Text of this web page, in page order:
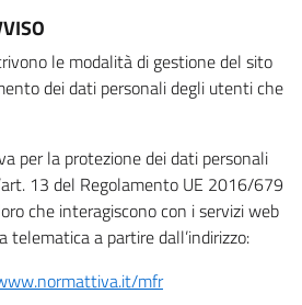
le modalità di gestione del sito
dei dati personali degli utenti che
per la protezione dei dati personali
13 del Regolamento UE 2016/679
che interagiscono con i servizi web
telematica a partire dall’indirizzo:
mfr